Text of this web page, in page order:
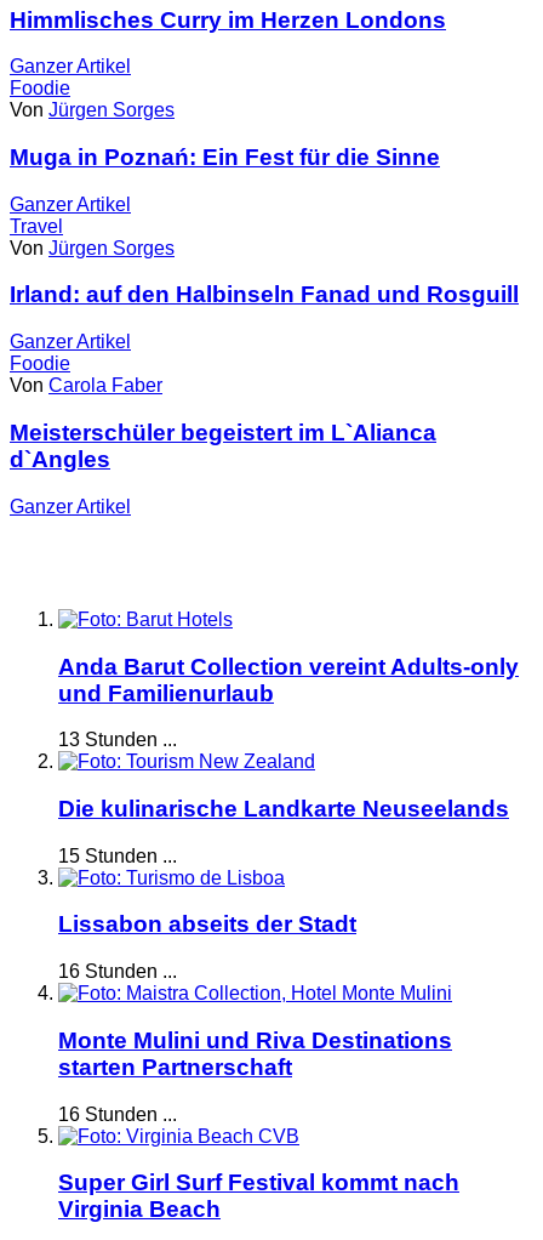
Himmlisches Curry im Herzen Londons
GanzerArtikel
Foodie
Von Jürgen Sorges
Muga in Poznań: Ein Fest für die Sinne
GanzerArtikel
Travel
Von Jürgen Sorges
Irland: auf den Halbinseln Fanad und Rosguill
GanzerArtikel
Foodie
Von Carola Faber
Meisterschüler begeistert im L`Alianca
d`Angles
GanzerArtikel
Anda Barut Collection vereint Adults-only
und Familienurlaub
13 Stunden ...
Die kulinarische Landkarte Neuseelands
15 Stunden ...
Lissabon abseits der Stadt
16 Stunden ...
Monte Mulini und Riva Destinations
starten Partnerschaft
16 Stunden ...
Super Girl Surf Festival kommt nach
Virginia Beach